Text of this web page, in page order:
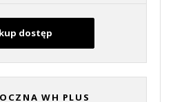
dostęp
WH PLUS